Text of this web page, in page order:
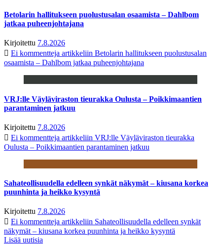
Betolarin hallitukseen puolustusalan osaamista – Dahlbom
jatkaa puheenjohtajana
Kirjoitettu 7.8.2026
Ei kommentteja artikkeliin Betolarin hallitukseen puolustusalan
osaamista – Dahlbom jatkaa puheenjohtajana
VRJ:lle Väyläviraston tieurakka Oulusta – Poikkimaantien
parantaminen jatkuu
Kirjoitettu 7.8.2026
Ei kommentteja artikkeliin VRJ:lle Väyläviraston tieurakka
Oulusta – Poikkimaantien parantaminen jatkuu
Sahateollisuudella edelleen synkät näkymät – kiusana korkea
puunhinta ja heikko kysyntä
Kirjoitettu 7.8.2026
Ei kommentteja artikkeliin Sahateollisuudella edelleen synkät
näkymät – kiusana korkea puunhinta ja heikko kysyntä
Lisää uutisia